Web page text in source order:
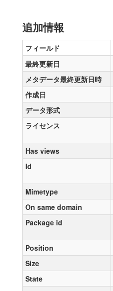
追加情報
フィールド
最終更新日
メタデータ最終更新日時
作成日
データ形式
ライセンス
Has views
Id
Mimetype
On same domain
Package id
Position
Size
State